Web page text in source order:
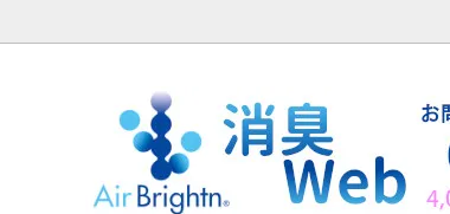
消臭サービス
ブライトン消臭剤 消臭の仕組み